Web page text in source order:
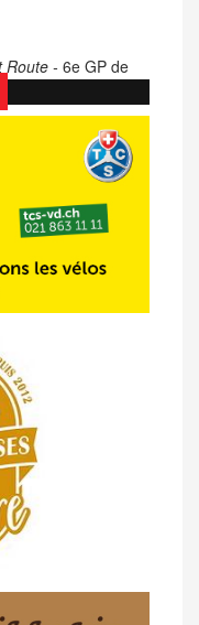
Route - 6e GP de
Route -
Blonay-Les
Route -4e Pringy -
photos du 5e GP
-